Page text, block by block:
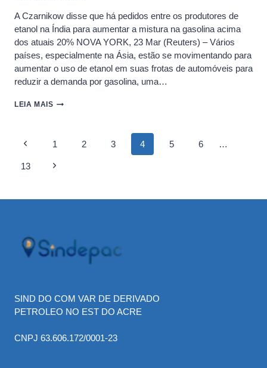
PETRÓLEO
A ⁠Czarnikow disse que há pedidos entre os produtores de
etanol na Índia para aumentar a mistura na gasolina acima
dos ​atuais 20% NOVA YORK, 23 ⁠Mar (Reuters) – Vários
países, especialmente na ⁠Ásia, estão se movimentando para
‌aumentar o uso de etanol em suas frotas de automóveis para
‌reduzir a demanda por gasolina, uma…
LEIA MAIS PAÍSES
AUMENTAR
DE
ALTA
CZARNIKOW
Page
navigation
Previous
Page
1 2 3 4 5 6 …
13
Next
SIND DO COM VAR DE DERIVADO
PETROLEO NO EST DO ACRE
CNPJ 63.606.172/0001-23